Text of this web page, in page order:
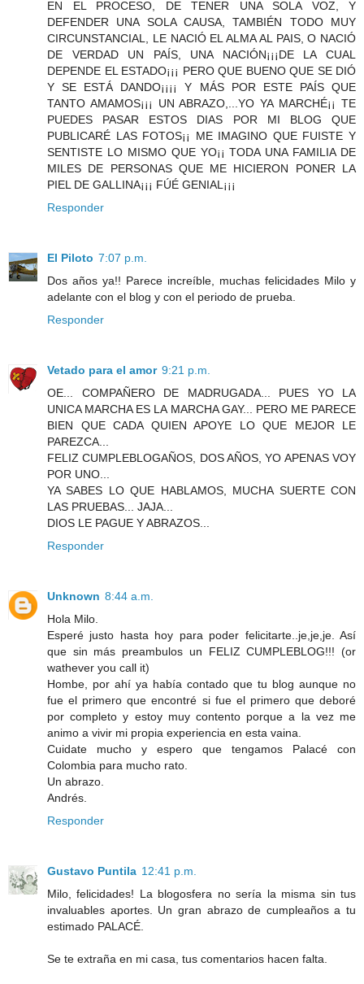
EN EL PROCESO, DE TENER UNA SOLA VOZ, Y
DEFENDER UNA SOLA CAUSA, TAMBIÉN TODO MUY
CIRCUNSTANCIAL, LE NACIÓ EL ALMA AL PAIS, O NACIÓ
DE VERDAD UN PAÍS, UNA NACIÓN¡¡¡DE LA CUAL
DEPENDE EL ESTADO¡¡¡ PERO QUE BUENO QUE SE DIÓ
Y SE ESTÁ DANDO¡¡¡¡ Y MÁS POR ESTE PAÍS QUE
TANTO AMAMOS¡¡¡ UN ABRAZO,...YO YA MARCHÉ¡¡ TE
PUEDES PASAR ESTOS DIAS POR MI BLOG QUE
PUBLICARÉ LAS FOTOS¡¡ ME IMAGINO QUE FUISTE Y
SENTISTE LO MISMO QUE YO¡¡ TODA UNA FAMILIA DE
MILES DE PERSONAS QUE ME HICIERON PONER LA
PIEL DE GALLINA¡¡¡ FÚÉ GENIAL¡¡¡
Responder
El Piloto 7:07 p.m.
Dos años ya!! Parece increíble, muchas felicidades Milo y
adelante con el blog y con el periodo de prueba.
Responder
Vetado para el amor 9:21 p.m.
OE... COMPAÑERO DE MADRUGADA... PUES YO LA
UNICA MARCHA ES LA MARCHA GAY... PERO ME PARECE
BIEN QUE CADA QUIEN APOYE LO QUE MEJOR LE
PAREZCA...
FELIZ CUMPLEBLOGAÑOS, DOS AÑOS, YO APENAS VOY
POR UNO...
YA SABES LO QUE HABLAMOS, MUCHA SUERTE CON
LAS PRUEBAS... JAJA...
DIOS LE PAGUE Y ABRAZOS...
Responder
Unknown 8:44 a.m.
Hola Milo.
Esperé justo hasta hoy para poder felicitarte..je,je,je. Así
que sin más preambulos un FELIZ CUMPLEBLOG!!! (or
wathever you call it)
Hombe, por ahí ya había contado que tu blog aunque no
fue el primero que encontré si fue el primero que deboré
por completo y estoy muy contento porque a la vez me
animo a vivir mi propia experiencia en esta vaina.
Cuidate mucho y espero que tengamos Palacé con
Colombia para mucho rato.
Un abrazo.
Andrés.
Responder
Gustavo Puntila 12:41 p.m.
Milo, felicidades! La blogosfera no sería la misma sin tus
invaluables aportes. Un gran abrazo de cumpleaños a tu
estimado PALACÉ.
Se te extraña en mi casa, tus comentarios hacen falta.